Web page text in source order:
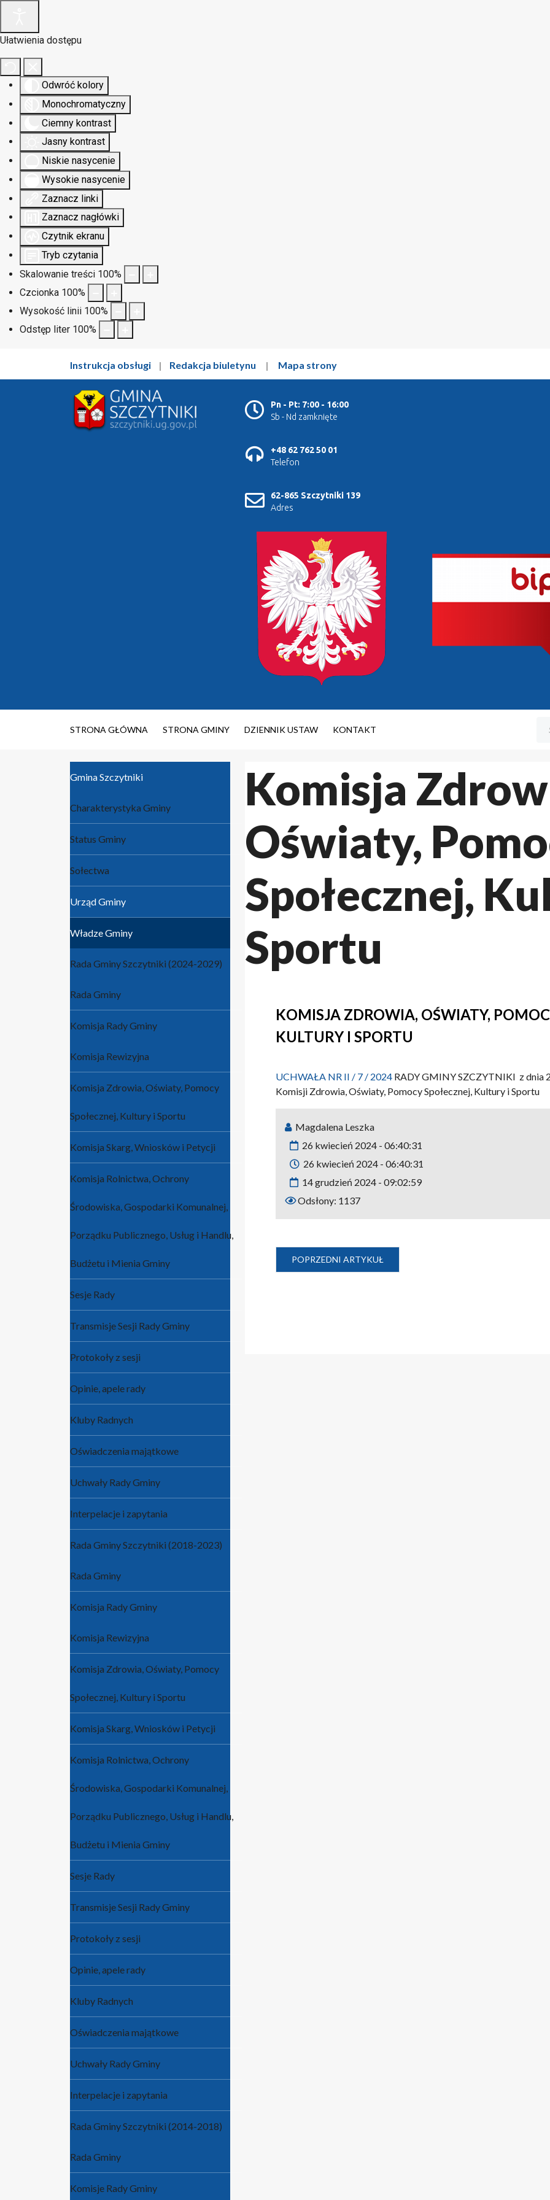
Ułatwienia dostępu
Odwróć kolory
Monochromatyczny
Ciemny kontrast
Jasny kontrast
Niskie nasycenie
Wysokie nasycenie
Zaznacz linki
Zaznacz nagłówki
Czytnik ekranu
Tryb czytania
Skalowanie treści 100%
Czcionka 100%
Wysokość linii 100%
Odstęp liter 100%
Instrukcja obsługi | Redakcja biuletynu | Mapa strony
Pn - Pt: 7:00 - 16:00
Sb - Nd zamknięte
+48 62 762 50 01
Telefon
62-865 Szczytniki 139
Adres
STRONA GŁÓWNA STRONA GMINY DZIENNIK USTAW KONTAKT
Gmina Szczytniki
Charakterystyka Gminy
Status Gminy
Sołectwa
Urząd Gminy
Władze Gminy
Rada Gminy Szczytniki (2024-2029)
Rada Gminy
Komisja Rady Gminy
Komisja Rewizyjna
Komisja Zdrowia, Oświaty, Pomocy
Społecznej, Kultury i Sportu
Komisja Skarg, Wniosków i Petycji
Komisja Rolnictwa, Ochrony
Środowiska, Gospodarki Komunalnej,
Porządku Publicznego, Usług i Handlu,
Budżetu i Mienia Gminy
Sesje Rady
Transmisje Sesji Rady Gminy
Protokoły z sesji
Opinie, apele rady
Kluby Radnych
Oświadczenia majątkowe
Uchwały Rady Gminy
Interpelacje i zapytania
Rada Gminy Szczytniki (2018-2023)
Rada Gminy
Komisja Rady Gminy
Komisja Rewizyjna
Komisja Zdrowia, Oświaty, Pomocy
Społecznej, Kultury i Sportu
Komisja Skarg, Wniosków i Petycji
Komisja Rolnictwa, Ochrony
Środowiska, Gospodarki Komunalnej,
Porządku Publicznego, Usług i Handlu,
Budżetu i Mienia Gminy
Sesje Rady
Transmisje Sesji Rady Gminy
Protokoły z sesji
Opinie, apele rady
Kluby Radnych
Oświadczenia majątkowe
Uchwały Rady Gminy
Interpelacje i zapytania
Rada Gminy Szczytniki (2014-2018)
Rada Gminy
Komisje Rady Gminy
Komisja
Oświaty,
Społecznej,
Sportu
KOMISJA ZDROWIA, OŚWIATY,
KULTURY I SPORTU
UCHWAŁA NR II / 7 / 2024 RADY GMINY SZCZYTNIKI z dnia
Komisji Zdrowia, Oświaty, Pomocy Społecznej, Kultury i Sportu
Magdalena Leszka
26 kwiecień 2024 - 06:40:31
26 kwiecień 2024 - 06:40:31
14 grudzień 2024 - 09:02:59
Odsłony: 1137
POPRZEDNI ARTYKUŁ: KOMISJA SKARG, WNIOSKÓW I
POPRZEDNI ARTYKUŁ